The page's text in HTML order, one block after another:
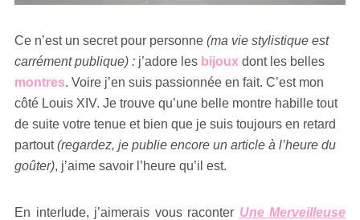
Ce n’est un secret pour personne (ma vie stylistique est
carrément publique) : j’adore les bijoux dont les belles
montres. Voire j’en suis passionnée en fait. C’est mon
côté Louis XIV. Je trouve qu’une belle montre habille tout
de suite votre tenue et bien que je suis toujours en retard
partout(regardez, je publie encore un article à l’heure du
goûter), j’aime savoir l’heure qu’il est.
En interlude, j’aimerais vous raconter Une Merveilleuse